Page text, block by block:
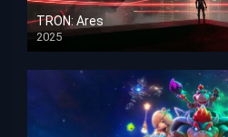
TRON: Ares
2025
HD 1080p